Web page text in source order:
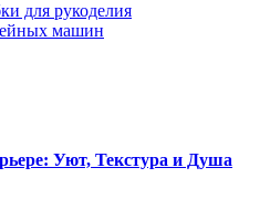
для рукоделия
машин
Уют, Текстура и Душа